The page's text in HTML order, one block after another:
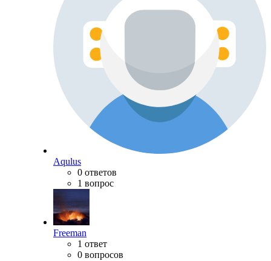
Aqulus
0 ответов
1 вопрос
Freeman
1 ответ
0 вопросов